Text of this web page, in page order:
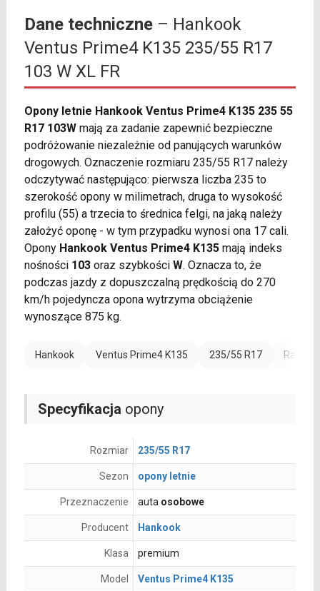
Dane techniczne– Hankook
Ventus Prime4 K135 235/55 R17
103 W XL FR
Opony letnie Hankook Ventus Prime4 K135 235 55
R17 103Wmają za zadanie zapewnić bezpieczne
podróżowanie niezależnie od panujących warunków
drogowych. Oznaczenie rozmiaru 235/55 R17 należy
odczytywać następująco: pierwsza liczba 235 to
szerokość opony w milimetrach, druga to wysokość
profilu (55) a trzecia to średnica felgi, na jaką należy
założyć oponę - w tym przypadku wynosi ona 17 cali.
Opony Hankook Ventus Prime4 K135mają indeks
nośności 103oraz szybkości W. Oznacza to, że
podczas jazdy z dopuszczalną prędkością do 270
km/h pojedyncza opona wytrzyma obciążenie
wynoszące 875 kg.
Hankook Ventus Prime4 K135 235/55 R17 Rant
Specyfikacja opony
Rozmiar 235/55 R17
Sezon opony letnie
Przeznaczenie auta osobowe
Producent Hankook
Klasa premium
Model Ventus Prime4 K135